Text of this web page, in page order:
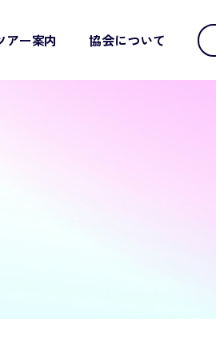
アー案内 協会について